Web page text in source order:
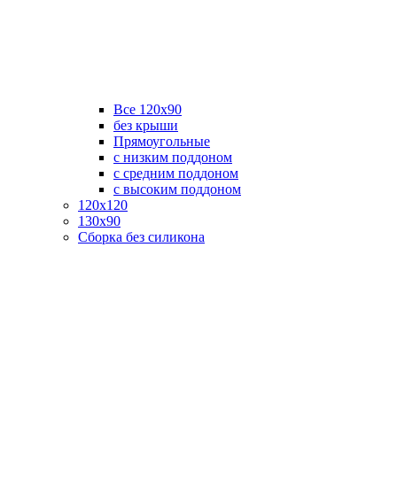
Все 120х90
без крыши
Прямоугольные
с низким поддоном
с средним поддоном
с высоким поддоном
120х120
130х90
Сборка без силикона